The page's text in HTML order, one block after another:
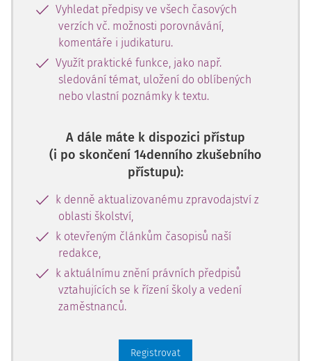
Vyhledat předpisy ve všech časových
verzích vč. možnosti porovnávání,
komentáře i judikaturu.
Využít praktické funkce, jako např.
sledování témat, uložení do oblíbených
nebo vlastní poznámky k textu.
A dále máte k dispozici přístup
(i po skončení 14denního zkušebního
přístupu):
k denně aktualizovanému zpravodajství z
oblasti školství,
k otevřeným článkům časopisů naší
redakce,
k aktuálnímu znění právních předpisů
vztahujících se k řízení školy a vedení
zaměstnanců.
Registrovat